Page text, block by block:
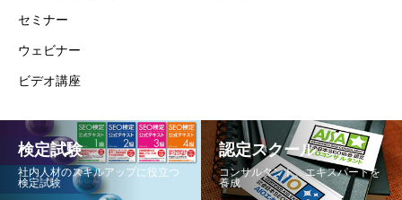
セミナー
ウェビナー
ビデオ講座
検定試験
社内人材のスキルアップに役立つ
検定試験
認定スクール
コンサルタント、エキスパートを
養成